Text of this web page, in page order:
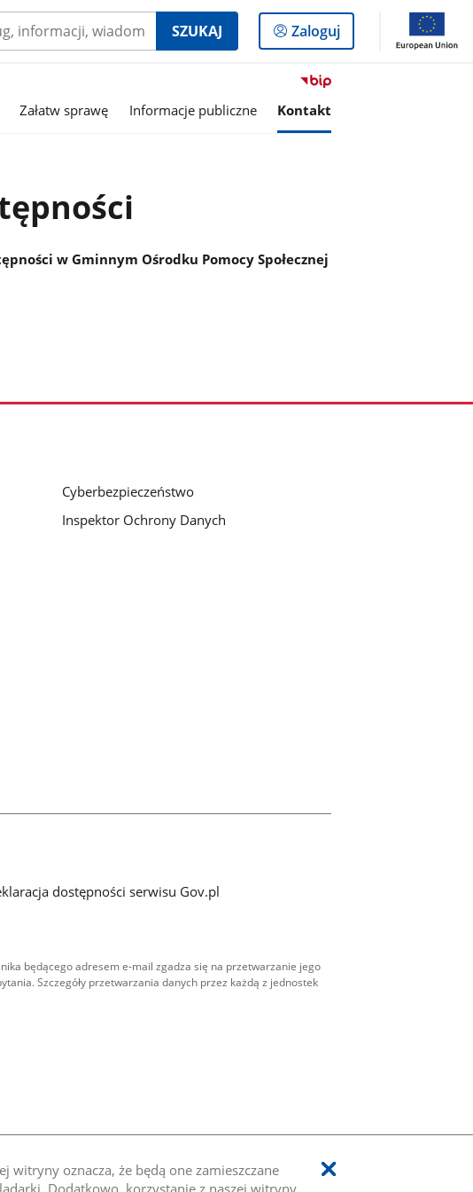
witryny oznacza, że będą one zamieszczane
Dodatkowo, korzystanie z naszej witryny
SZUKAJ
Logowanie
do
panelu
Zaloguj
Przejdź
serwisu
Biuletyn
Załatw sprawę Informacje publiczne Kontakt
w Gminnym Ośrodku Pomocy Społecznej
Cyberbezpieczeństwo
Inspektor Ochrony Danych
dostępności serwisu Gov.pl
będącego adresem e-mail zgadza się na przetwarzanie jego
Szczegóły przetwarzania danych przez każdą z jednostek